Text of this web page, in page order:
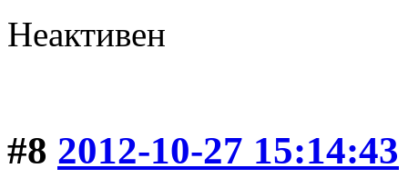
Неактивен
#8 2012-10-27 15:14:43